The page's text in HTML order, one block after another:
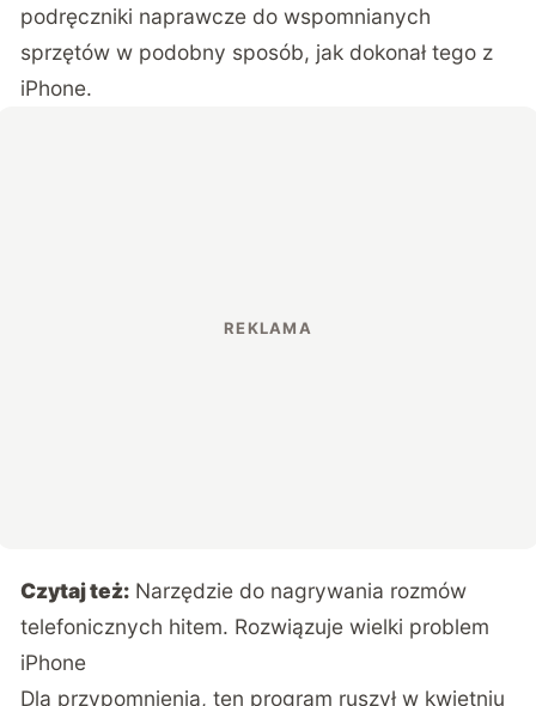
podręczniki naprawcze do wspomnianych
sprzętów w podobny sposób, jak dokonał tego z
iPhone.
Czytaj też: Narzędzie do nagrywania rozmów
telefonicznych hitem. Rozwiązuje wielki problem
iPhone
Dla przypomnienia, ten program ruszył w kwietniu